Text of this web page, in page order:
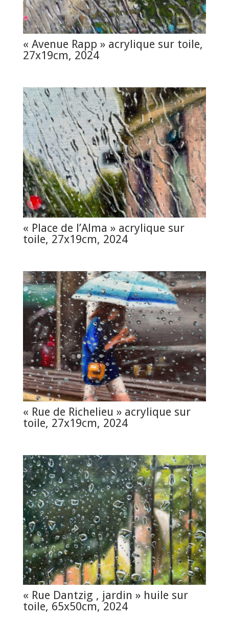
« Avenue Rapp » acrylique sur toile,
27x19cm, 2024
« Place de l’Alma » acrylique sur
toile, 27x19cm, 2024
« Rue de Richelieu » acrylique sur
toile, 27x19cm, 2024
« Rue Dantzig , jardin » huile sur
toile, 65x50cm, 2024